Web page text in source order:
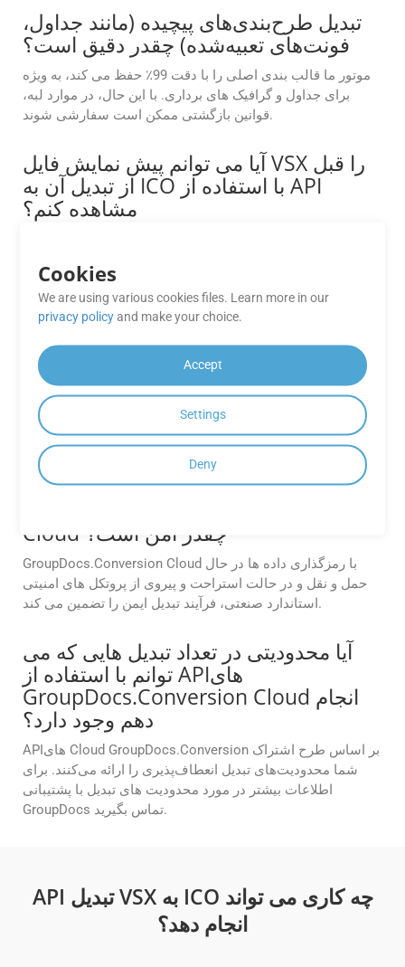
تبدیل طرح‌بندی‌های پیچیده (مانند جداول،
فونت‌های تعبیه‌شده) چقدر دقیق است؟
موتور ما قالب بندی اصلی را با دقت 99٪ حفظ می کند، به ویژه
برای جداول و گرافیک های برداری. با این حال، در موارد لبه،
قوانین بازگشتی ممکن است سفارشی شوند.
آیا می توانم پیش نمایش فایل VSX را قبل
از تبدیل آن به ICO با استفاده از API
مشاهده کنم؟
بررسی قالب بندی و تصمیم گیری آگاهانه قبل از انجام تبدیل
نهایی کمک می کند.
چگونه می توانم به برنامه های رایگان
GroupDocs.Conversion Cloud
دسترسی داشته باشم؟
برنامه های Free Cloud GroupDocs.Conversion را می توان
مستقیماً از وب سایت GroupDocs یا از طریق وب GroupDocs
Cloud چقدر امن است؟
GroupDocs.Conversion Cloud با رمزگذاری داده ها در حال
حمل و نقل و در حالت استراحت و پیروی از پروتکل های امنیتی
استاندارد صنعتی، فرآیند تبدیل ایمن را تضمین می کند.
آیا محدودیتی در تعداد تبدیل هایی که می
توانم با استفاده از APIهای
GroupDocs.Conversion Cloud انجام
دهم وجود دارد؟
APIهای Cloud GroupDocs.Conversion بر اساس طرح اشتراک
شما محدودیت‌های تبدیل انعطاف‌پذیری را ارائه می‌کنند. برای
اطلاعات بیشتر در مورد محدودیت های تبدیل با پشتیبانی
GroupDocs تماس بگیرید.
API تبدیل VSX به ICO چه کاری می تواند
انجام دهد؟
Cookies
We are using various cookies files. Learn more in our
privacy policyand make your choice.
Accept
Settings
Deny